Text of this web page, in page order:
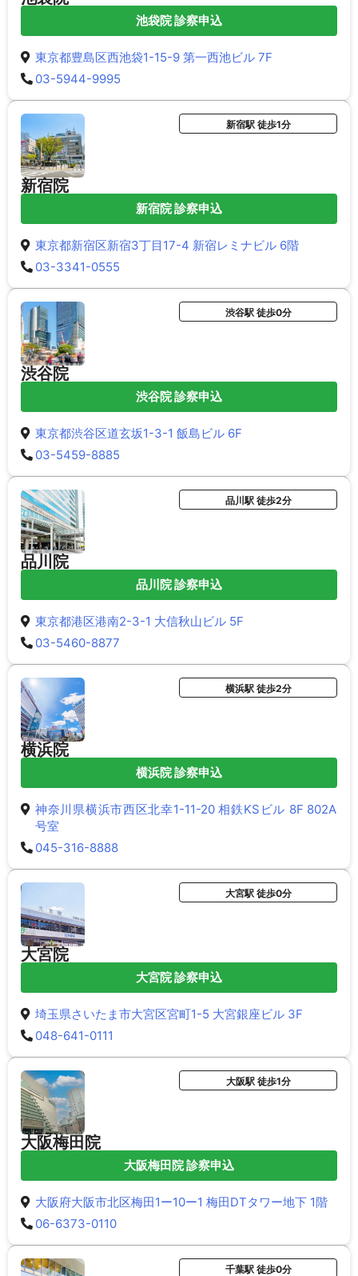
池袋院 診察申込
東京都豊島区西池袋1-15-9 第一西池ビル 7F
03-5944-9995
新宿院
新宿駅 徒歩1分
新宿院 診察申込
東京都新宿区新宿3丁目17-4 新宿レミナビル 6階
03-3341-0555
渋谷院
渋谷駅 徒歩0分
渋谷院 診察申込
東京都渋谷区道玄坂1-3-1 飯島ビル 6F
03-5459-8885
品川院
品川駅 徒歩2分
品川院 診察申込
東京都港区港南2-3-1 大信秋山ビル 5F
03-5460-8877
横浜院
横浜駅 徒歩2分
横浜院 診察申込
神奈川県横浜市西区北幸1-11-20 相鉄KSビル 8F 802A
号室
045-316-8888
大宮院
大宮駅 徒歩0分
大宮院 診察申込
埼玉県さいたま市大宮区宮町1-5 大宮銀座ビル 3F
048-641-0111
大阪梅田院
大阪駅 徒歩1分
大阪梅田院 診察申込
大阪府大阪市北区梅田1ー10ー1 梅田DTタワー地下 1階
06-6373-0110
千葉駅 徒歩0分